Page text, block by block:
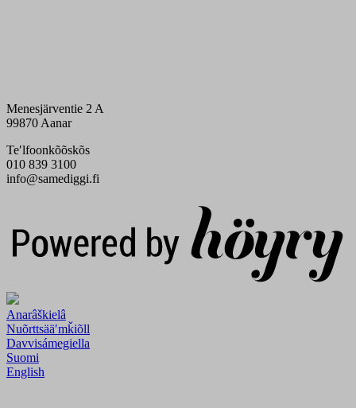
Menesjärventie 2 A
99870 Aanar
Teʹlfoonkõõskõs
010 839 3100
info@samediggi.fi
Anarâškielâ
Nuõrttsääʹmǩiõll
Davvisámegiella
Suomi
English